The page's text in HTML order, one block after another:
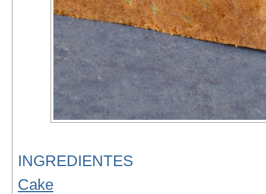
INGREDIENTES
Cake